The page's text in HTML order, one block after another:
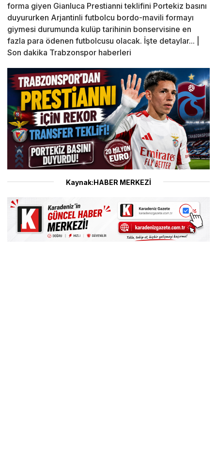
forma giyen Gianluca Prestianni teklifini Portekiz basını
duyururken Arjantinli futbolcu bordo-mavili formayı
giymesi durumunda kulüp tarihinin bonservisine en
fazla para ödenen futbolcusu olacak. İşte detaylar... |
Son dakika Trabzonspor haberleri
Kaynak:HABER MERKEZİ